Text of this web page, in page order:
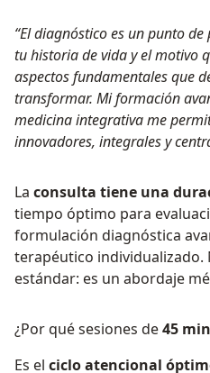
“El diagnóstico es un punto
tu historia de vida y el motivo
aspectos fundamentales que
transformar. Mi formación
medicina integrativa me
innovadores, integrales y
La consulta tiene una
tiempo óptimo para
formulación diagnóstica
terapéutico individualizado.
estándar: es un abordaje
¿Por qué sesiones de45
Es el ciclo atencional